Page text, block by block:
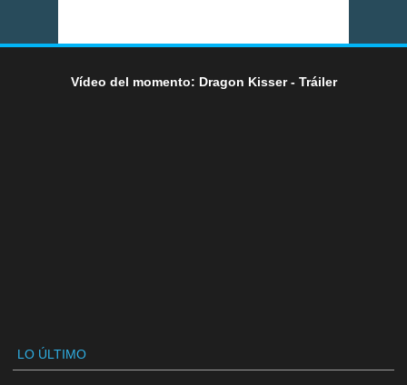
Vídeo del momento: Dragon Kisser - Tráiler
LO ÚLTIMO